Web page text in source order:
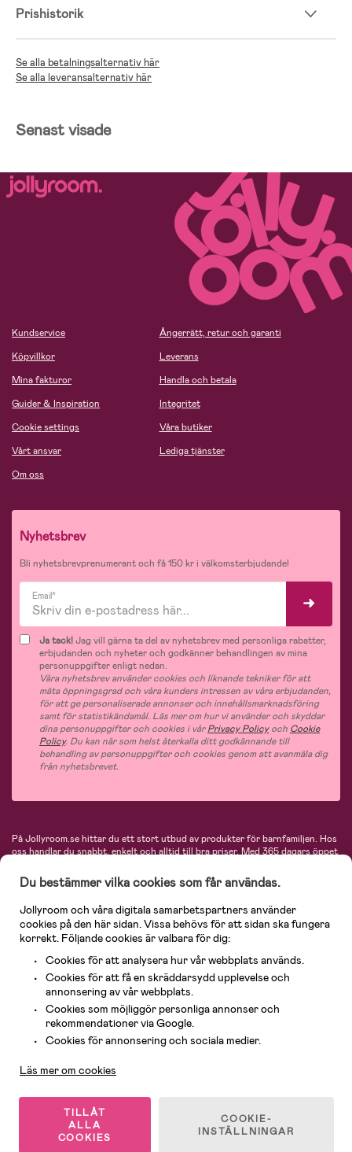
Prishistorik
Se alla betalningsalternativ här
Se alla leveransalternativ här
Senast visade
Kundservice
Köpvillkor
Mina fakturor
Guider & Inspiration
Cookie settings
Vårt ansvar
Om oss
Ångerrätt, retur och garanti
Leverans
Handla och betala
Integritet
Våra butiker
Lediga tjänster
Nyhetsbrev
Bli nyhetsbrevprenumerant och få 150 kr i välkomsterbjudande!
Email*
Ja tack!Jag vill gärna ta del av nyhetsbrev med personliga rabatter,
erbjudanden och nyheter och godkänner behandlingen av mina
personuppgifter enligt nedan.
Våra nyhetsbrev använder cookies och liknande tekniker för att
mäta öppningsgrad och våra kunders intressen av våra erbjudanden,
för att ge personaliserade annonser och innehållsmarknadsföring
samt för statistikändamål. Läs mer om hur vi använder och skyddar
dina personuppgifter och cookies i vårPrivacy Policyoch Cookie
Policy. Du kan när som helst återkalla ditt godkännande till
behandling av personuppgifter och cookies genom att avanmäla dig
från nyhetsbrevet.
På Jollyroom.se hittar du ett stort utbud av produkter för barnfamiljen. Hos
oss handlar du snabbt, enkelt och alltid till bra priser. Med 365 dagars öppet
hos oss. I vårt sortiment hittar du barnvagnar, bilstolar, kläder för barn och
baby, produkter för mamman, massor av inspirerande inredning, leksaker,
varumärken så som Britax, Maxi-Cosi, Baby Jogger, BabyBjörn, Didriksons,
KidKraft, Ergobaby, Philips Avent, Neonate, Cybex, LEGO och många fler.
Välkommen in och kika runt i Nordens största barn- och babybutik på nätet!
© 2026 Jollyroom AB. Alla rättigheter reserverade.
Du bestämmer vilka cookies som får användas.
Jollyroom och våra digitala samarbetspartners använder
cookies på den här sidan. Vissa behövs för att sidan ska fungera
korrekt. Följande cookies är valbara för dig:
Cookies för att analysera hur vår webbplats används.
Cookies för att få en skräddarsydd upplevelse och
annonsering av vår webbplats.
Cookies som möjliggör personliga annonser och
rekommendationer via Google.
Cookies för annonsering och sociala medier.
Läs mer om cookies
TILLÅT
ALLA
COOKIES
COOKIE-
INSTÄLLNINGAR